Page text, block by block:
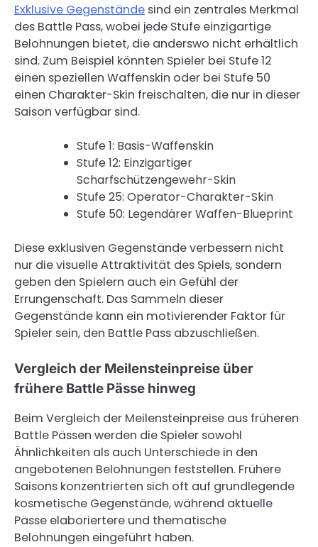
Exklusive Gegenstände sind ein zentrales Merkmal
des Battle Pass, wobei jede Stufe einzigartige
Belohnungen bietet, die anderswo nicht erhältlich
sind. Zum Beispiel könnten Spieler bei Stufe 12
einen speziellen Waffenskin oder bei Stufe 50
einen Charakter-Skin freischalten, die nur in dieser
Saison verfügbar sind.
Stufe 1: Basis-Waffenskin
Stufe 12: Einzigartiger
Scharfschützengewehr-Skin
Stufe 25: Operator-Charakter-Skin
Stufe 50: Legendärer Waffen-Blueprint
Diese exklusiven Gegenstände verbessern nicht
nur die visuelle Attraktivität des Spiels, sondern
geben den Spielern auch ein Gefühl der
Errungenschaft. Das Sammeln dieser
Gegenstände kann ein motivierender Faktor für
Spieler sein, den Battle Pass abzuschließen.
Vergleich der Meilensteinpreise über
frühere Battle Pässe hinweg
Beim Vergleich der Meilensteinpreise aus früheren
Battle Pässen werden die Spieler sowohl
Ähnlichkeiten als auch Unterschiede in den
angebotenen Belohnungen feststellen. Frühere
Saisons konzentrierten sich oft auf grundlegende
kosmetische Gegenstände, während aktuelle
Pässe elaboriertere und thematische
Belohnungen eingeführt haben.